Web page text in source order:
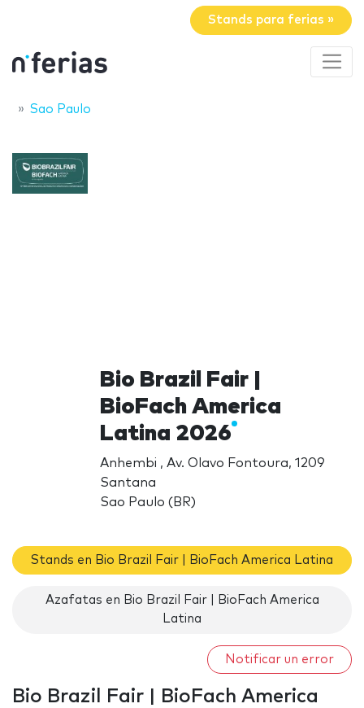
Stands para ferias »
Sao Paulo
Bio Brazil Fair |
BioFach America
Latina 2026
Anhembi , Av. Olavo Fontoura, 1209
Santana
Sao Paulo (BR)
Stands en Bio Brazil Fair | BioFach America Latina
Azafatas en Bio Brazil Fair | BioFach America
Latina
Notificar un error
Bio Brazil Fair | BioFach America